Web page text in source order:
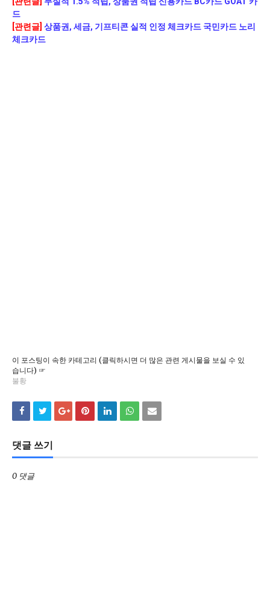
드
[관련글] 상품권, 세금, 기프티콘 실적 인정 체크카드 국민카드 노리
체크카드
이 포스팅이 속한 카테고리 (클릭하시면 더 많은 관련 게시물을 보실 수 있
습니다) ☞
불황
댓글 쓰기
0 댓글